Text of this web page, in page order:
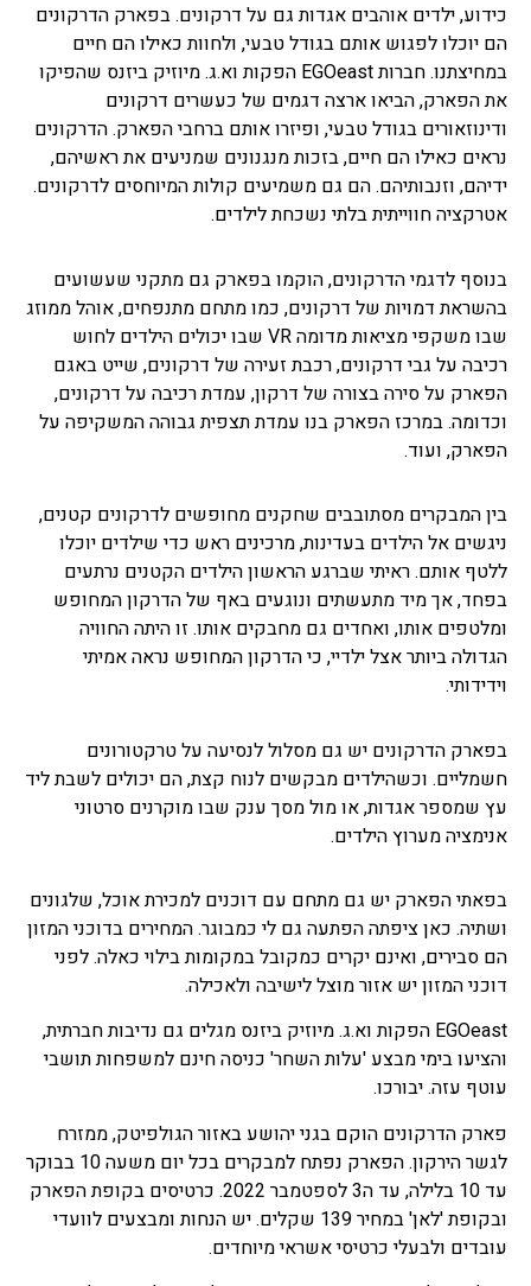
כידוע, ילדים אוהבים אגדות גם על דרקונים. בפארק הדרקונים
הם יוכלו לפגוש אותם בגודל טבעי, ולחוות כאילו הם חיים
במחיצתנו. חברות EGOeast הפקות וא.ג. מיוזיק ביזנס שהפיקו
את הפארק, הביאו ארצה דגמים של כעשרים דרקונים
ודינוזאורים בגודל טבעי, ופיזרו אותם ברחבי הפארק. הדרקונים
נראים כאילו הם חיים, בזכות מנגנונים שמניעים את ראשיהם,
ידיהם, וזנבותיהם. הם גם משמיעים קולות המיוחסים לדרקונים.
אטרקציה חווייתית בלתי נשכחת לילדים.
בנוסף לדגמי הדרקונים, הוקמו בפארק גם מתקני שעשועים
בהשראת דמויות של דרקונים, כמו מתחם מתנפחים, אוהל ממוזג
שבו משקפי מציאות מדומה VR שבו יכולים הילדים לחוש
רכיבה על גבי דרקונים, רכבת זעירה של דרקונים, שייט באגם
הפארק על סירה בצורה של דרקון, עמדת רכיבה על דרקונים,
וכדומה. במרכז הפארק בנו עמדת תצפית גבוהה המשקיפה על
הפארק, ועוד.
בין המבקרים מסתובבים שחקנים מחופשים לדרקונים קטנים,
ניגשים אל הילדים בעדינות, מרכינים ראש כדי שילדים יוכלו
ללטף אותם. ראיתי שברגע הראשון הילדים הקטנים נרתעים
בפחד, אך מיד מתעשתים ונוגעים באף של הדרקון המחופש
ומלטפים אותו, ואחדים גם מחבקים אותו. זו היתה החוויה
הגדולה ביותר אצל ילדיי, כי הדרקון המחופש נראה אמיתי
וידידותי.
בפארק הדרקונים יש גם מסלול לנסיעה על טרקטורונים
חשמליים. וכשהילדים מבקשים לנוח קצת, הם יכולים לשבת ליד
עץ שמספר אגדות, או מול מסך ענק שבו מוקרנים סרטוני
אנימציה מערוץ הילדים.
בפאתי הפארק יש גם מתחם עם דוכנים למכירת אוכל, שלגונים
ושתיה. כאן ציפתה הפתעה גם לי כמבוגר. המחירים בדוכני המזון
הם סבירים, ואינם יקרים כמקובל במקומות בילוי כאלה. לפני
דוכני המזון יש אזור מוצל לישיבה ולאכילה.
EGOeast הפקות וא.ג. מיוזיק ביזנס מגלים גם נדיבות חברתית,
והציעו בימי מבצע 'עלות השחר' כניסה חינם למשפחות תושבי
עוטף עזה. יבורכו.
פארק הדרקונים הוקם בגני יהושע באזור הגולפיטק, ממזרח
לגשר הירקון. הפארק נפתח למבקרים בכל יום משעה 10 בבוקר
עד 10 בלילה, עד ה3 לספטמבר 2022. כרטיסים בקופת הפארק
ובקופת 'לאן' במחיר 139 שקלים. יש הנחות ומבצעים לוועדי
עובדים ולבעלי כרטיסי אשראי מיוחדים.